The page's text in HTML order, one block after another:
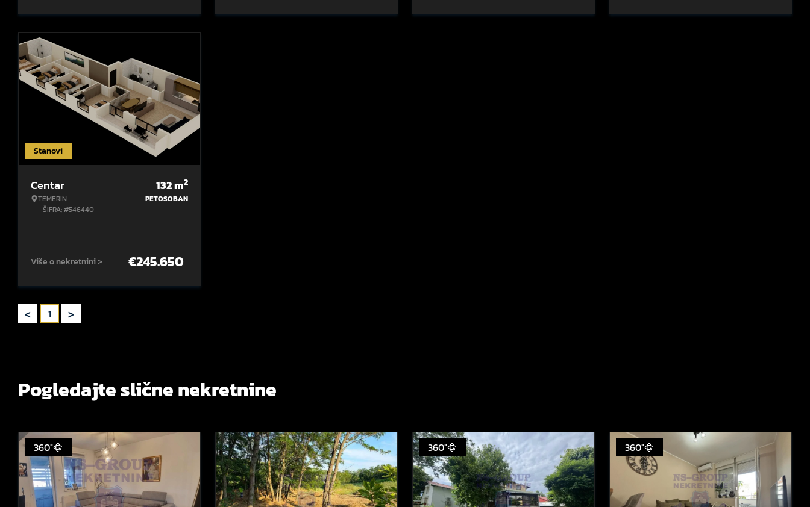
Stanovi
Centar
TEMERIN
ŠIFRA: #546440
132m2
PETOSOBAN
Više o nekretnini > €245.650
< 1 >
Pogledajte slične nekretnine
360° 360° 360°